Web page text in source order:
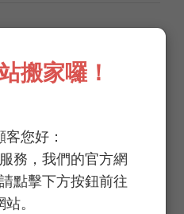
搬家囉！
您好：
務，我們的官方網
點擊下方按鈕前往
。
低生菌數 低硝酸鹽